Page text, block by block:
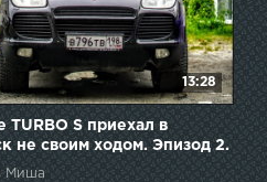
13:28
TURBO S приехал в
не своим ходом. Эпизод 2.
Миша